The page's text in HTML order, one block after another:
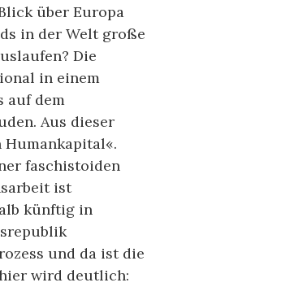
über Europa
in der Welt große
Die
in einem
auf dem
Aus dieser
faschistoiden
ist
künftig in
und da ist die
wird deutlich: